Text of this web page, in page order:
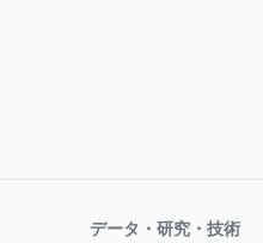
データ・研究・技術